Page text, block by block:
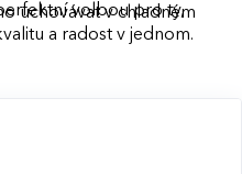
uchovávat v chladném
volbou pro ty,
a radost v jednom.